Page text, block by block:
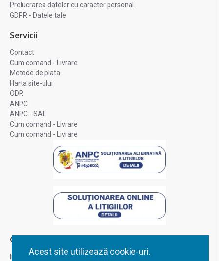
Acest site utilizează cookie-uri.
Prelucrarea datelor cu caracter personal
GDPR - Datele tale
Servicii
Contact
Cum comand - Livrare
Metode de plata
Harta site-ului
ODR
ANPC
ANPC - SAL
Cum comand - Livrare
Cum comand - Livrare
Contul Meu
Inregistrare